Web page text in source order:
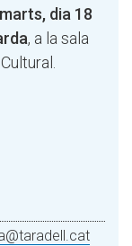
dia 18
, a la sala